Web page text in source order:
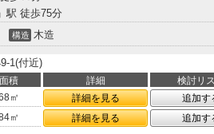
」駅 徒歩75分
構造 木造
1(付近)
積 詳細
検討リ
㎡ 詳細を見る
追加す
㎡ 詳細を見る 追加す